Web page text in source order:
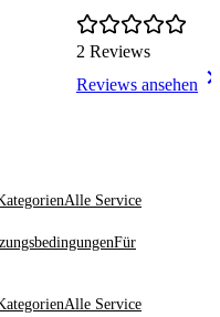
2 Reviews
Reviews ansehen
Alle Service
Für
Alle Service